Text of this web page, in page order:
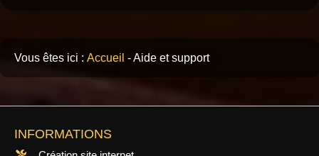
Vous êtes ici : Accueil -Aide et support
INFORMATIONS